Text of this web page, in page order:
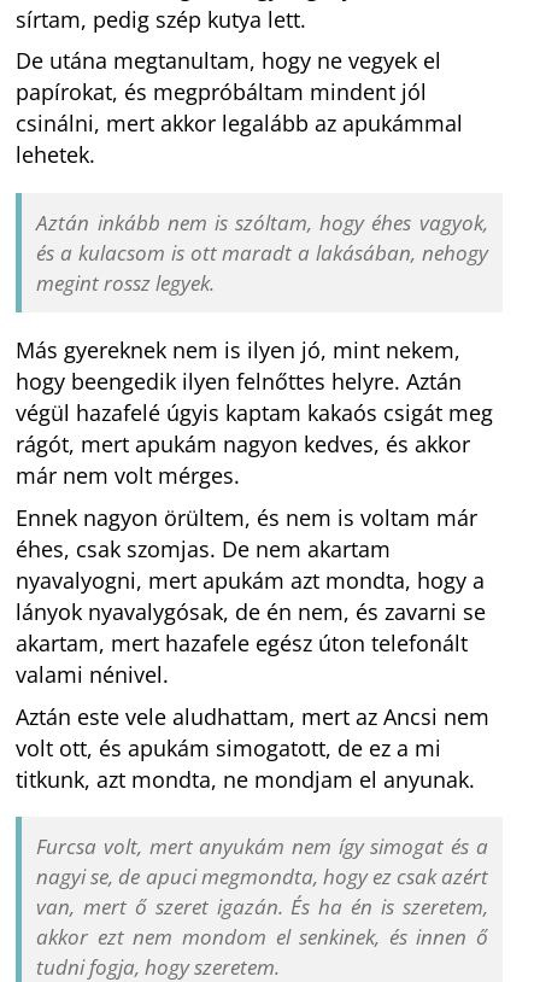
sírtam, pedig szép kutya lett.
De utána megtanultam, hogy ne vegyek el
papírokat, és megpróbáltam mindent jól
csinálni, mert akkor legalább az apukámmal
lehetek.
Aztán inkább nem is szóltam, hogy éhes vagyok,
és a kulacsom is ott maradt a lakásában, nehogy
megint rossz legyek.
Más gyereknek nem is ilyen jó, mint nekem,
hogy beengedik ilyen felnőttes helyre. Aztán
végül hazafelé úgyis kaptam kakaós csigát meg
rágót, mert apukám nagyon kedves, és akkor
már nem volt mérges.
Ennek nagyon örültem, és nem is voltam már
éhes, csak szomjas. De nem akartam
nyavalyogni, mert apukám azt mondta, hogy a
lányok nyavalygósak, de én nem, és zavarni se
akartam, mert hazafele egész úton telefonált
valami nénivel.
Aztán este vele aludhattam, mert az Ancsi nem
volt ott, és apukám simogatott, de ez a mi
titkunk, azt mondta, ne mondjam el anyunak.
Furcsa volt, mert anyukám nem így simogat és a
nagyi se, de apuci megmondta, hogy ez csak azért
van, mert ő szeret igazán. És ha én is szeretem,
akkor ezt nem mondom el senkinek, és innen ő
tudni fogja, hogy szeretem.